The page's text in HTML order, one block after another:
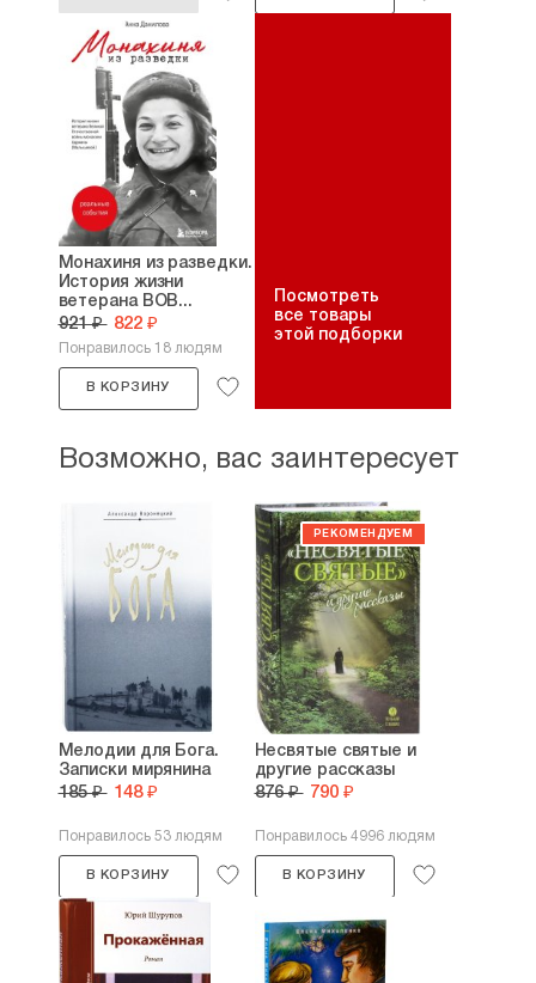
Монахиня из разведки.
История жизни
ветерана ВОВ...
921 ₽ 822 ₽
Понравилось 18 людям
В КОРЗИНУ
Посмотреть
все товары
этой подборки
Возможно, вас заинтересует
Мелодии для Бога.
Записки мирянина
185 ₽ 148 ₽
Понравилось 53 людям
В КОРЗИНУ
Несвятые святые и
другие рассказы
876 ₽ 790 ₽
Понравилось 4996 людям
В КОРЗИНУ